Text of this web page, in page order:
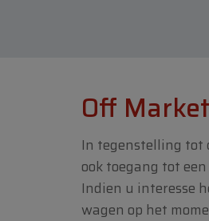
Off Market
In tegenstelling tot
ook toegang tot
Indien u interesse
wagen op het